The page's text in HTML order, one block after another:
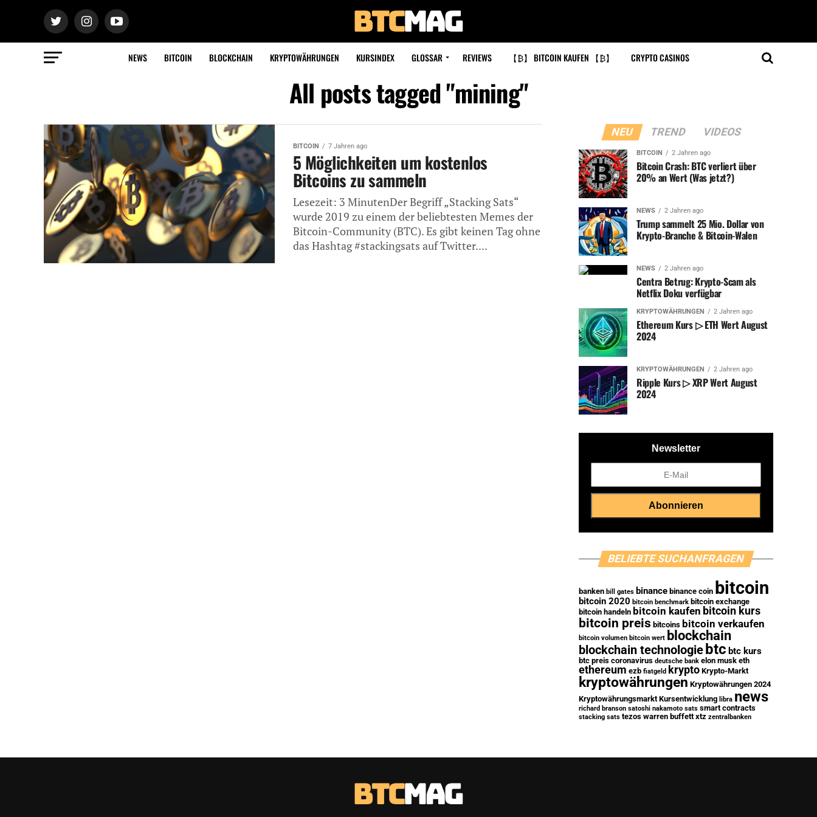
NEWS BITCOIN BLOCKCHAIN KRYPTOWÄHRUNGEN KURSINDEX GLOSSAR REVIEWS 【₿】 BITCOIN KAUFEN 【₿】 CRYPTO CASINOS
All posts tagged "mining"
BITCOIN 7 Jahren ago
5 Möglichkeiten um kostenlos
Bitcoins zu sammeln
Lesezeit: 3 MinutenDer Begriff „Stacking Sats“
wurde 2019 zu einem der beliebtesten Memes der
Bitcoin-Community (BTC). Es gibt keinen Tag ohne
das Hashtag #stackingsats auf Twitter....
NEU TREND VIDEOS
BITCOIN 2 Jahren ago
Bitcoin Crash: BTC verliert über
20% an Wert (Was jetzt?)
NEWS 2 Jahren ago
Trump sammelt 25 Mio. Dollar von
Krypto-Branche & Bitcoin-Walen
NEWS 2 Jahren ago
Centra Betrug: Krypto-Scam als
Netflix Doku verfügbar
KRYPTOWÄHRUNGEN 2 Jahren ago
Ethereum Kurs ▷ ETH Wert August
2024
KRYPTOWÄHRUNGEN 2 Jahren ago
Ripple Kurs ▷ XRP Wert August
2024
Newsletter
BELIEBTE SUCHANFRAGEN
banken bill gates binance binance coin bitcoin
bitcoin 2020 bitcoin benchmark bitcoin exchange
bitcoin handeln bitcoin kaufen bitcoin kurs
bitcoin preis bitcoins bitcoin verkaufen
bitcoin volumen bitcoin wert blockchain
blockchain technologie btc btc kurs
btc preis coronavirus deutsche bank elon musk eth
ethereum ezb fiatgeld krypto Krypto-Markt
kryptowährungen Kryptowährungen 2024
Kryptowährungsmarkt Kursentwicklung libra news
richard branson satoshi nakamoto sats smart contracts
stacking sats tezos warren buffett xtz zentralbanken